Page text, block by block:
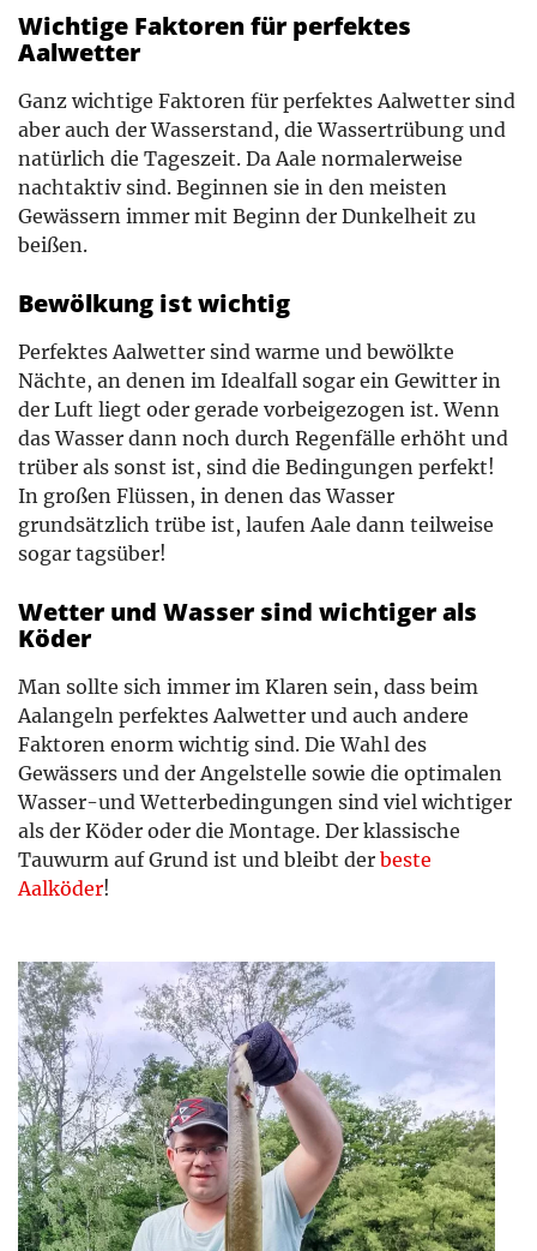
Wichtige Faktoren für perfektes
Aalwetter
Ganz wichtige Faktoren für perfektes Aalwetter sind
aber auch der Wasserstand, die Wassertrübung und
natürlich die Tageszeit. Da Aale normalerweise
nachtaktiv sind. Beginnen sie in den meisten
Gewässern immer mit Beginn der Dunkelheit zu
beißen.
Bewölkung ist wichtig
Perfektes Aalwetter sind warme und bewölkte
Nächte, an denen im Idealfall sogar ein Gewitter in
der Luft liegt oder gerade vorbeigezogen ist. Wenn
das Wasser dann noch durch Regenfälle erhöht und
trüber als sonst ist, sind die Bedingungen perfekt!
In großen Flüssen, in denen das Wasser
grundsätzlich trübe ist, laufen Aale dann teilweise
sogar tagsüber!
Wetter und Wasser sind wichtiger als
Köder
Man sollte sich immer im Klaren sein, dass beim
Aalangeln perfektes Aalwetter und auch andere
Faktoren enorm wichtig sind. Die Wahl des
Gewässers und der Angelstelle sowie die optimalen
Wasser-und Wetterbedingungen sind viel wichtiger
als der Köder oder die Montage. Der klassische
Tauwurm auf Grund ist und bleibt der beste
Aalköder!